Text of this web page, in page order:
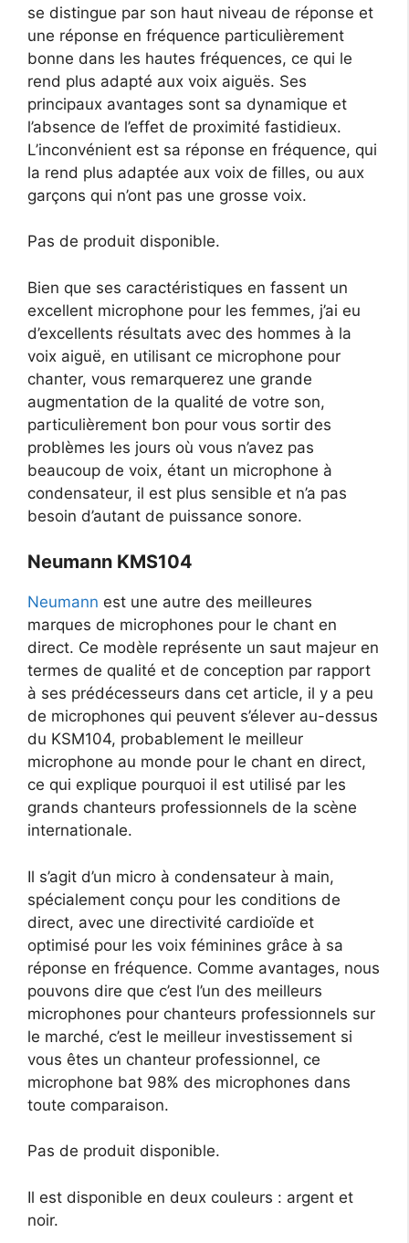
se distingue par son haut niveau de réponse et
une réponse en fréquence particulièrement
bonne dans les hautes fréquences, ce qui le
rend plus adapté aux voix aiguës. Ses
principaux avantages sont sa dynamique et
l’absence de l’effet de proximité fastidieux.
L’inconvénient est sa réponse en fréquence, qui
la rend plus adaptée aux voix de filles, ou aux
garçons qui n’ont pas une grosse voix.
Pas de produit disponible.
Bien que ses caractéristiques en fassent un
excellent microphone pour les femmes, j’ai eu
d’excellents résultats avec des hommes à la
voix aiguë, en utilisant ce microphone pour
chanter, vous remarquerez une grande
augmentation de la qualité de votre son,
particulièrement bon pour vous sortir des
problèmes les jours où vous n’avez pas
beaucoup de voix, étant un microphone à
condensateur, il est plus sensible et n’a pas
besoin d’autant de puissance sonore.
Neumann KMS104
Neumann est une autre des meilleures
marques de microphones pour le chant en
direct. Ce modèle représente un saut majeur en
termes de qualité et de conception par rapport
à ses prédécesseurs dans cet article, il y a peu
de microphones qui peuvent s’élever au-dessus
du KSM104, probablement le meilleur
microphone au monde pour le chant en direct,
ce qui explique pourquoi il est utilisé par les
grands chanteurs professionnels de la scène
internationale.
Il s’agit d’un micro à condensateur à main,
spécialement conçu pour les conditions de
direct, avec une directivité cardioïde et
optimisé pour les voix féminines grâce à sa
réponse en fréquence. Comme avantages, nous
pouvons dire que c’est l’un des meilleurs
microphones pour chanteurs professionnels sur
le marché, c’est le meilleur investissement si
vous êtes un chanteur professionnel, ce
microphone bat 98% des microphones dans
toute comparaison.
Pas de produit disponible.
Il est disponible en deux couleurs : argent et
noir.